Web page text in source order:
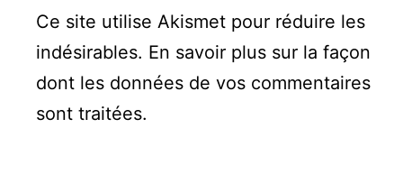
Ce site utilise Akismet pour réduire les
indésirables. En savoir plus sur la façon
dont les données de vos commentaires
sont traitées.